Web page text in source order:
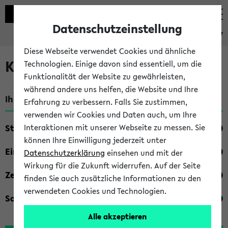
eKVV
Kombisuche im eKVV
Ihre Suchkriterien:
Studienfach
Einrichtung
Zeiten
Sonstiges
Datenschutzeinstellung
Diese Webseite verwendet Cookies und ähnliche
Technologien. Einige davon sind essentiell, um die
Funktionalität der Website zu gewährleisten,
während andere uns helfen, die Website und Ihre
Erfahrung zu verbessern. Falls Sie zustimmen,
verwenden wir Cookies und Daten auch, um Ihre
Interaktionen mit unserer Webseite zu messen. Sie
können Ihre Einwilligung jederzeit unter
Datenschutzerklärung einsehen und mit der
Wirkung für die Zukunft widerrufen. Auf der Seite
finden Sie auch zusätzliche Informationen zu den
verwendeten Cookies und Technologien.
Alle akzeptieren